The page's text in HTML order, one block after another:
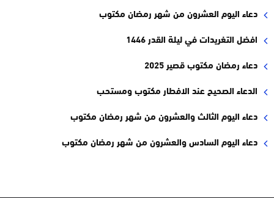
دعاء اليوم العشرون من شهر رمضان مكتوب
افضل التغريدات في ليلة القدر 1446
دعاء رمضان مكتوب قصير 2025
الدعاء الصحيح عند الافطار مكتوب ومستحب
دعاء اليوم الثالث والعشرون من شهر رمضان مكتوب
دعاء اليوم السادس والعشرون من شهر رمضان مكتوب